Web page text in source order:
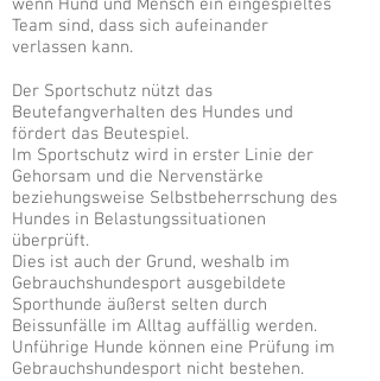
wenn Hund und Mensch ein eingespieltes
Team sind, dass sich aufeinander
verlassen kann.
Der Sportschutz nützt das
Beutefangverhalten des Hundes und
fördert das Beutespiel.
Im Sportschutz wird in erster Linie der
Gehorsam und die Nervenstärke
beziehungsweise Selbstbeherrschung des
Hundes in Belastungssituationen
überprüft.
Dies ist auch der Grund, weshalb im
Gebrauchshundesport ausgebildete
Sporthunde äußerst selten durch
Beissunfälle im Alltag auffällig werden.
Unführige Hunde können eine Prüfung im
Gebrauchshundesport nicht bestehen.